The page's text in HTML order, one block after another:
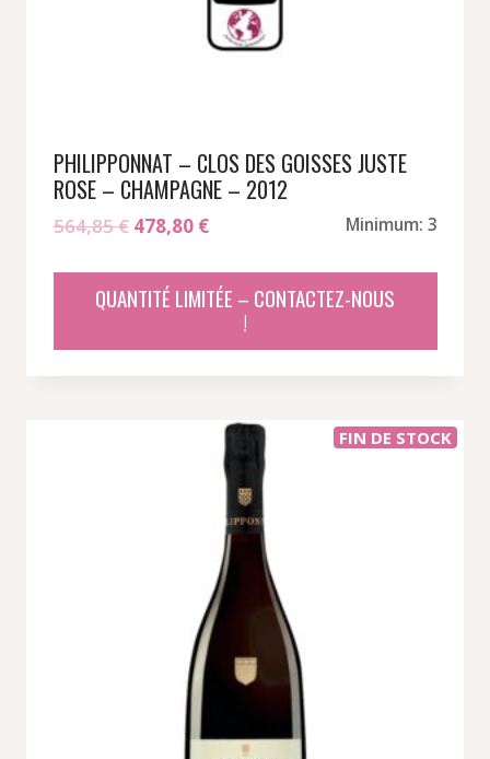
PHILIPPONNAT – CLOS DES GOISSES JUSTE
ROSE – CHAMPAGNE – 2012
564,85€ Le
initial
était :
478,80 €Le
actuel
est :
Minimum: 3
QUANTITÉ LIMITÉE – CONTACTEZ-NOUS
!
FIN DE STOCK